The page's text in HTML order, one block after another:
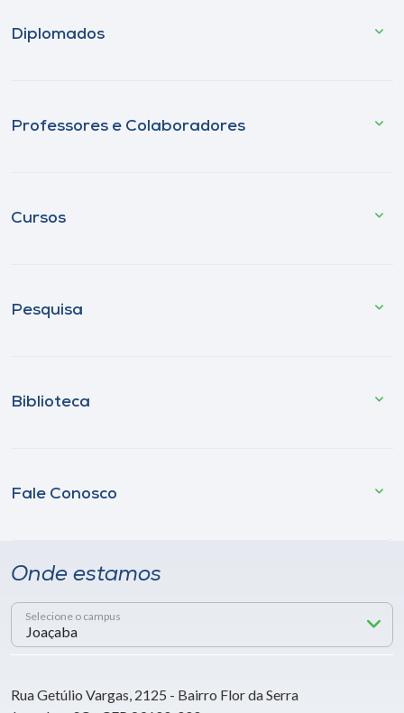
Diplomados
Professores e Colaboradores
Cursos
Pesquisa
Biblioteca
Fale Conosco
Onde estamos
Selecione o campus
Rua Getúlio Vargas, 2125 - Bairro Flor da Serra